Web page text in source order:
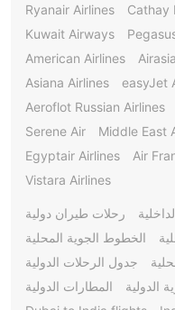
Cathay
Ryanair Airlines
Kuwait Airways
American Airlines
easyJet
Asiana Airlines
Aeroflot Russian Airlines
Middle East
Serene Air
Air
Egyptair Airlines
Vistara Airlines
رحلات طيران دولية
الخطوط الجوية المحلية
جدول الرحلات الدولية
الدولية
المطارات الدولية